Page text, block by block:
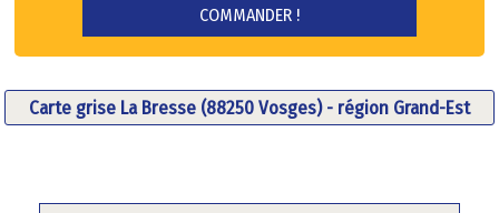
Carte grise La Bresse (88250 Vosges) - région Grand-Est